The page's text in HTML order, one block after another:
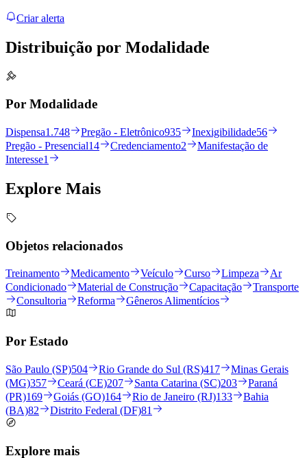
Criar alerta
Distribuição por Modalidade
Por Modalidade
Dispensa1.748 Pregão - Eletrônico935 Inexigibilidade56
Pregão - Presencial14 Credenciamento2
Manifestação de
Interesse1
Explore Mais
Objetos relacionados
Treinamento Medicamento Veículo Curso Limpeza
Ar
Condicionado
Material de Construção Capacitação
Transporte
Consultoria
Reforma Gêneros Alimentícios
Por Estado
São Paulo (SP)504 Rio Grande do Sul (RS)417
Minas Gerais
(MG)357 Ceará (CE)207 Santa Catarina (SC)203
Paraná
(PR)169 Goiás (GO)164 Rio de Janeiro (RJ)133
Bahia
(BA)82 Distrito Federal (DF)81
Explore mais